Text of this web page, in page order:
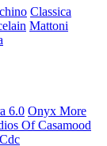
Classica
Mattoni
6.0 Onyx More
Of Casamood